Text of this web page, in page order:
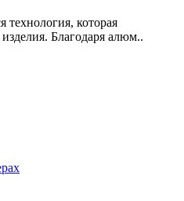
технология, которая
Благодаря алюм..